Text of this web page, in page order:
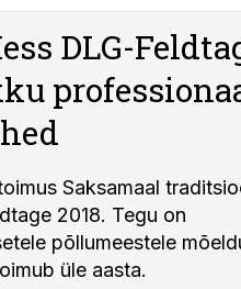
DLG-
Saksamaal
2018. Tegu on
põllumeestele
üle aasta.